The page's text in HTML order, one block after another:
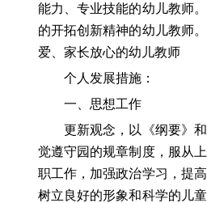
能力、专业技能的幼儿教师
的开拓创新精神的幼儿教师
爱、家长放心的幼儿教师
个人发展措施：
一、思想工作
更新观念，以《纲要》和
觉遵守园的规章制度，服从
职工作，加强政治学习，提
树立良好的形象和科学的儿